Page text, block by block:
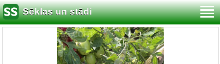
Sēklas un stādi